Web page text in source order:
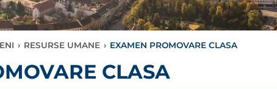
› RESURSE UMANE › EXAMEN PROMOVARE CLASA
CLASA